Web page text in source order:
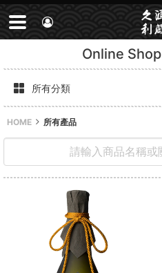
Online Shop
所有分類
HOME 所有產品